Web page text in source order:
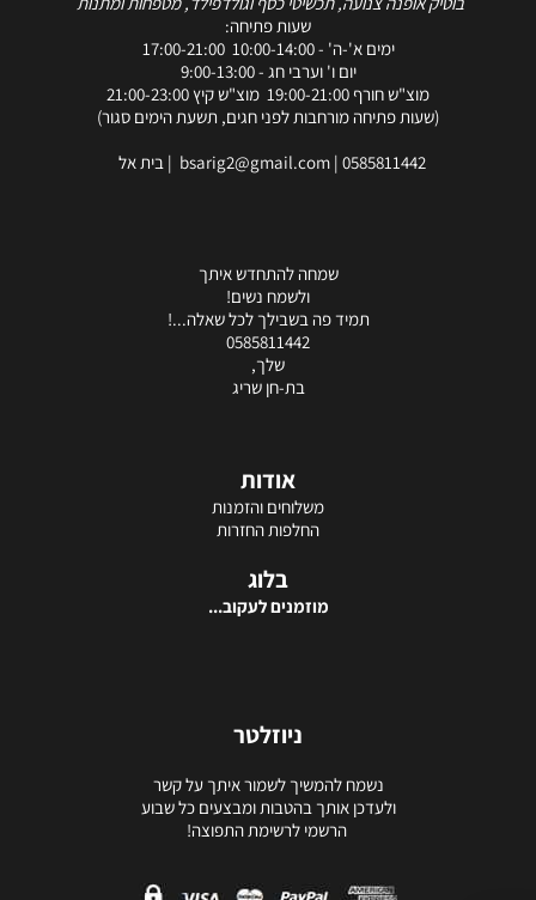
שעות פתיחה:
ימים א'-ה' - 10:00-14:00 17:00-21:00
יום ו' וערבי חג - 9:00-13:00
מוצ"ש חורף 19:00-21:00 מוצ"ש קיץ 21:00-23:00
(שעות פתיחה מורחבות לפני חגים, תשעת הימים סגור)
bsarig2@gmail.com | 0585811442 | בית אל
שמחה להתחדש איתך
ולשמח נשים!
תמיד פה בשבילך לכל שאלה...!
0585811442
שלך,
בת-חן שריג
אודות
משלוחים והזמנות
החלפות החזרות
בלוג
מוזמנים לעקוב...
ניוזלטר
נשמח להמשיך לשמור איתך על קשר
ולעדכן אותך בהטבות ומבצעים כל שבוע
הרשמי לרשימת התפוצה!